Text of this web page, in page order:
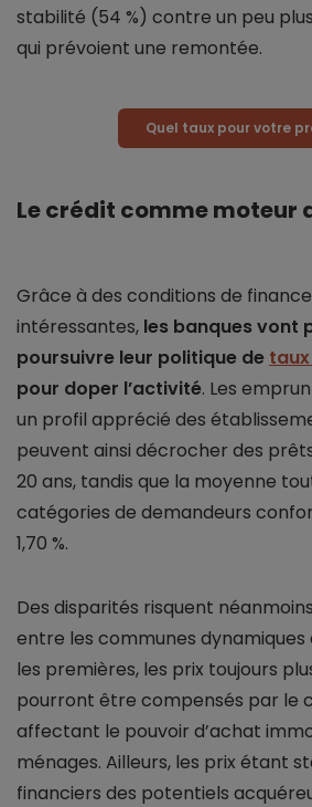
stabilité (54 %) contre un peu
qui prévoient une remontée.
Quel taux pour votre
Le crédit comme moteur
Grâce à des conditions de
intéressantes, les banques vont
poursuivre leur politique de
pour doper l’activité. Les
un profil apprécié des
peuvent ainsi décrocher des prêts
20 ans, tandis que la moyenne
catégories de demandeurs
1,70 %.
Des disparités risquent
entre les communes dynamiques
les premières, les prix toujours
pourront être compensés par le
affectant le pouvoir d’achat
ménages. Ailleurs, les prix étant
financiers des potentiels